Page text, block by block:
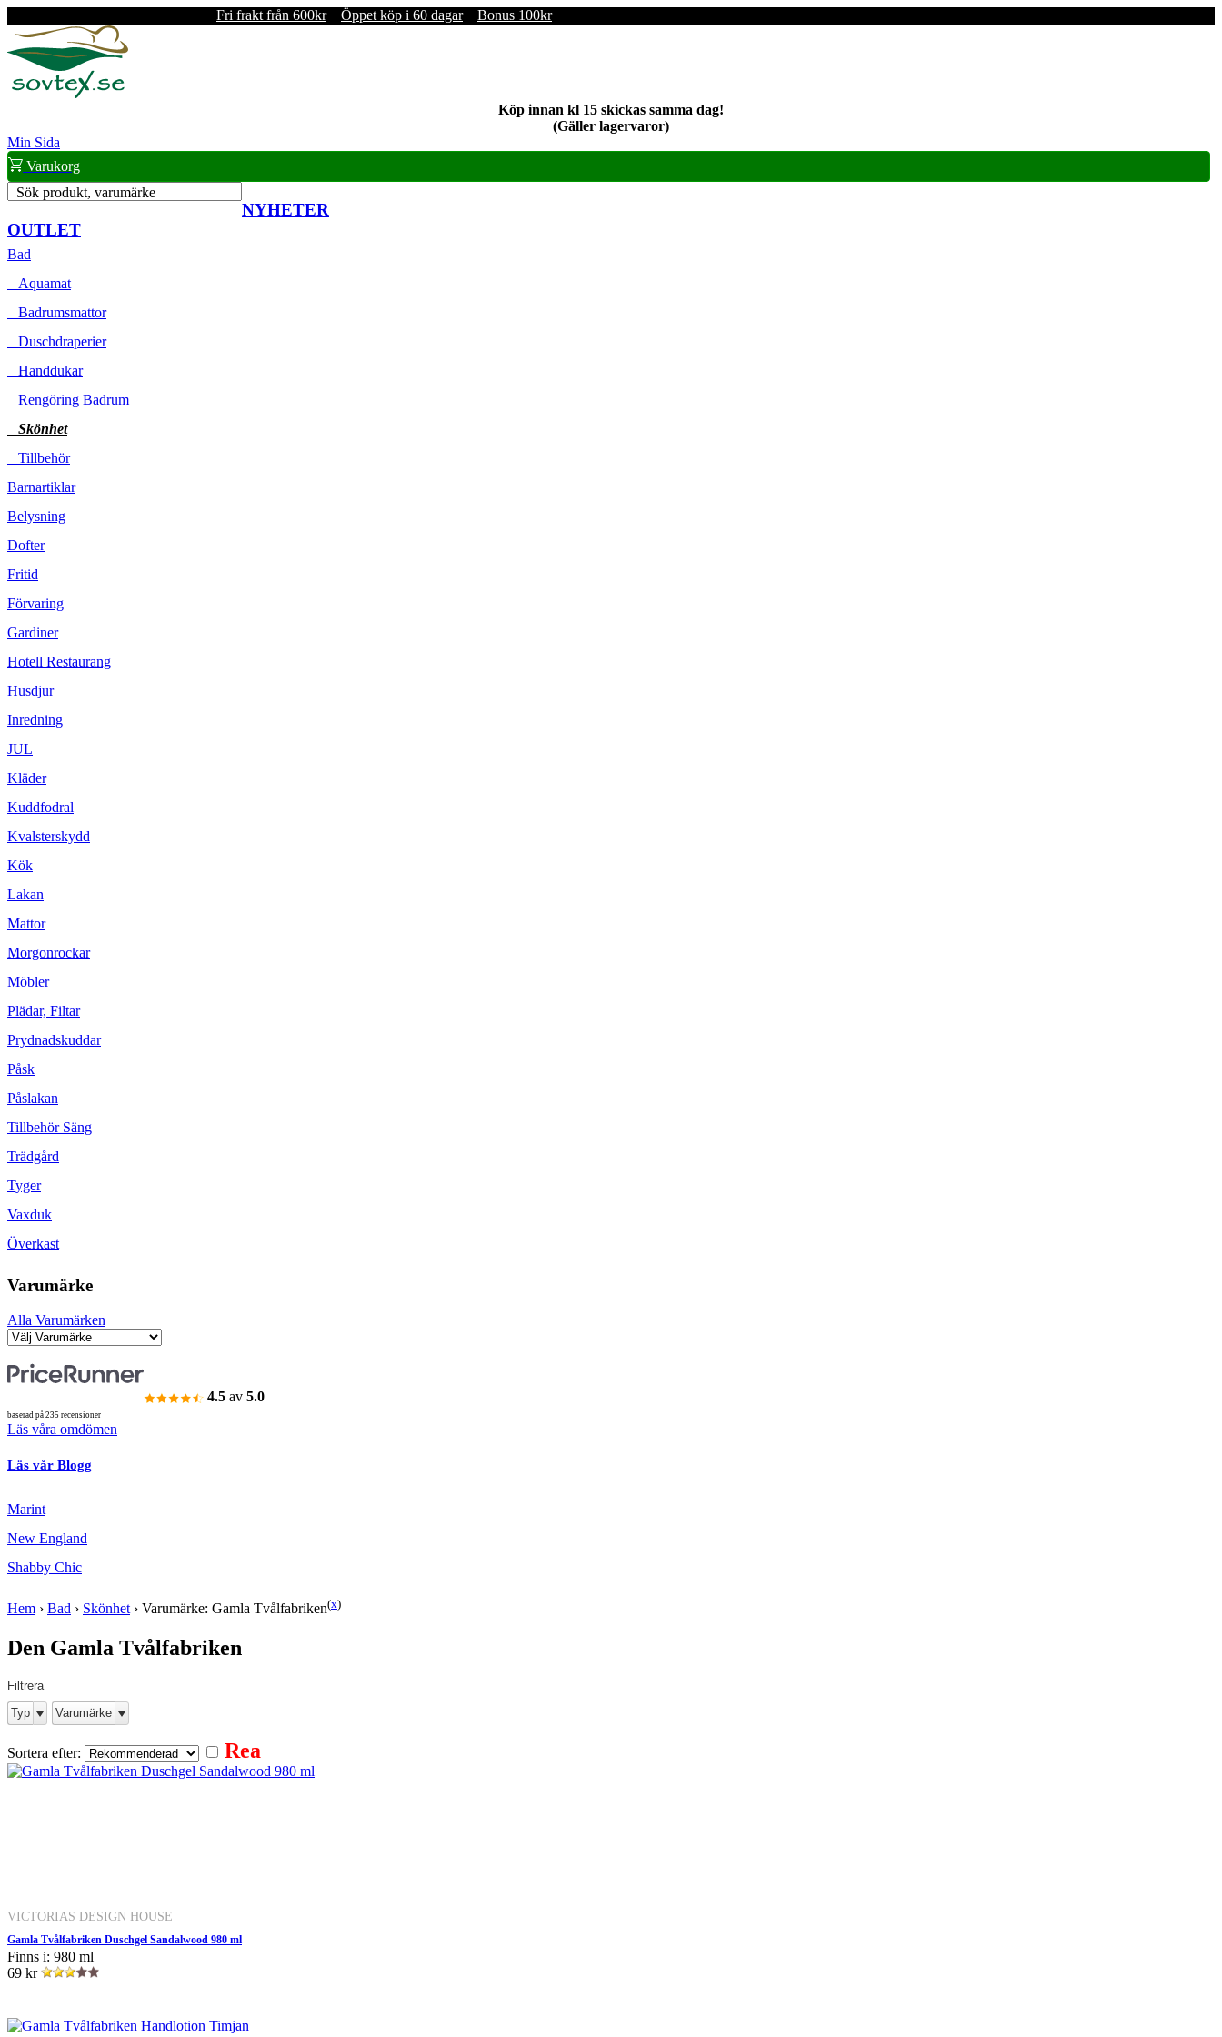
Fri frakt från 600kr Öppet köp i 60 dagar Bonus 100kr
Köp innan kl 15 skickas samma dag!
(Gäller lagervaror)
Min Sida
Varukorg
Sök produkt, varumärke
NYHETER
OUTLET
Bad
Aquamat
Badrumsmattor
Duschdraperier
Handdukar
Rengöring Badrum
Skönhet
Tillbehör
Barnartiklar
Belysning
Dofter
Fritid
Förvaring
Gardiner
Hotell Restaurang
Husdjur
Inredning
JUL
Kläder
Kuddfodral
Kvalsterskydd
Kök
Lakan
Mattor
Morgonrockar
Möbler
Plädar, Filtar
Prydnadskuddar
Påsk
Påslakan
Tillbehör Säng
Trädgård
Tyger
Vaxduk
Överkast
Varumärke
Alla Varumärken
4.5 av 5.0
baserad på 235 recensioner
Läs våra omdömen
Läs vår Blogg
Marint
New England
Shabby Chic
Hem › Bad › Skönhet› Varumärke: Gamla Tvålfabriken(x)
Den Gamla Tvålfabriken
Filtrera
Typ
Varumärke
Sortera efter: Rea
VICTORIAS DESIGN HOUSE
Gamla Tvålfabriken Duschgel Sandalwood 980 ml
Finns i: 980 ml
69 kr